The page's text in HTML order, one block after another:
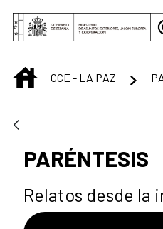
Saltar al contenido principal
INICIOCCE - LA PAZ
PARÉNTESIS
Relatos desde la